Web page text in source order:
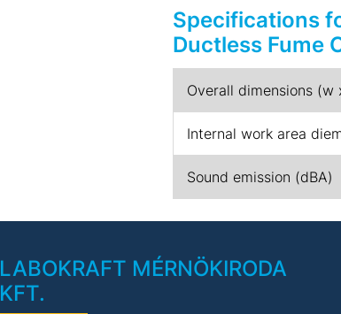
Specifications
Ductless Fume
Overall dimensions (w
Internal work area
Sound emission (dBA)
LABOKRAFT MÉRNÖKIRODA
KFT.